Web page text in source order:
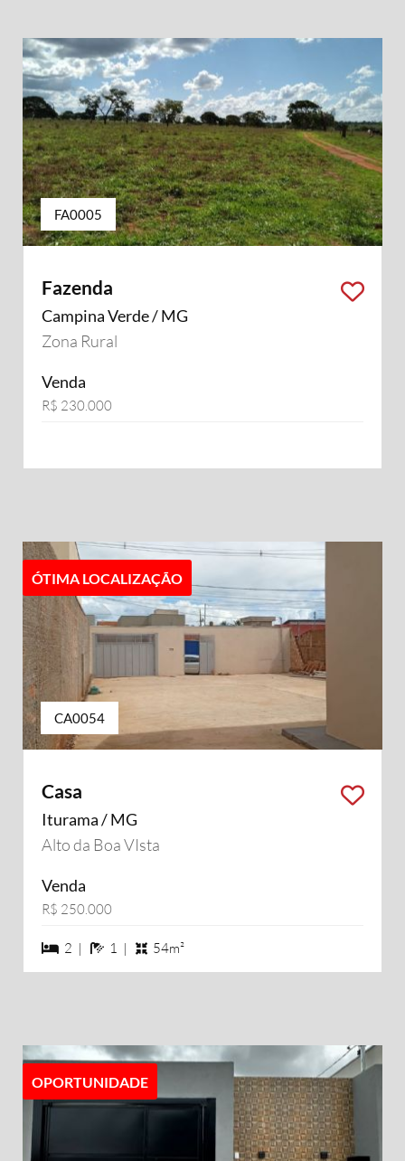
FA0005
Fazenda
Campina Verde / MG
Zona Rural
Venda
R$ 230.000
ÓTIMA LOCALIZAÇÃO
CA0054
Casa
Iturama / MG
Alto da Boa VIsta
Venda
R$ 250.000
2 dormiórios
2 | 1 banheiros
1 | 54m²
OPORTUNIDADE